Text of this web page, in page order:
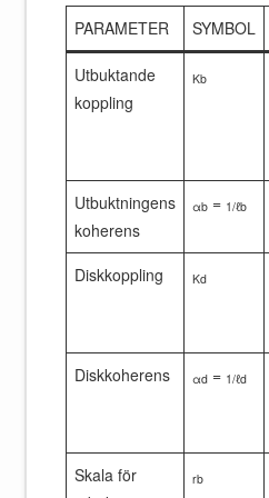
PARAMETER SYMBOL
Utbuktande
koppling
Kb
Utbuktningens
koherens
αb = 1/ℓb
Diskkoppling
Kd
Diskkoherens
αd = 1/ℓd
Skala för
rb